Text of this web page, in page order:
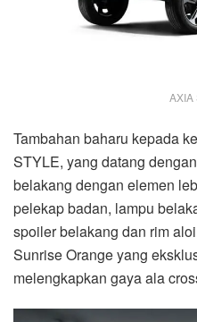
AXIA
Tambahan baharu kepada
STYLE, yang datang
belakang dengan elemen
pelekap badan, lampu
spoiler belakang dan rim
Sunrise Orange yang
melengkapkan gaya ala